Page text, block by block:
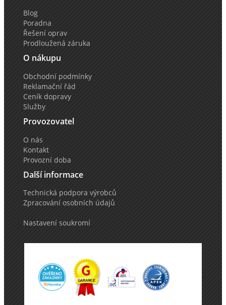
Blog
Poradna
Řešení oprav
Prodloužená záruka
O nákupu
Obchodní podmínky
Reklamační řád
Ceník dopravy
Služby
Provozovatel
O nás
Kontakt
Provozní doba
Další informace
Technická podpora výrobců
Zpracování osobních údajů
Nastavení soukromí